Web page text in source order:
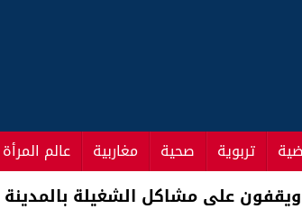
تربوية صحية مغاربية عالم المرأة